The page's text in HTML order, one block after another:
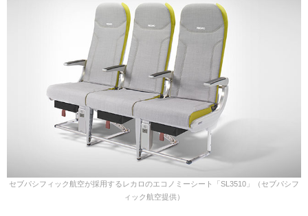
セブパシフィック航空が採用するレカロのエコノミーシート「SL3510」（セブパシフ
ィック航空提供）